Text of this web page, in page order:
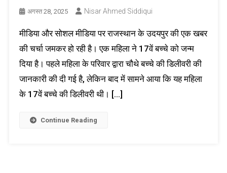
अगस्त 28, 2025 Nisar Ahmed Siddiqui
मीडिया और सोशल मीडिया पर राजस्थान के उदयपुर की एक खबर
की चर्चा जमकर हो रही है। एक महिला ने 17वें बच्चे को जन्म
दिया है। पहले महिला के परिवार द्वारा चौथे बच्चे की डिलीवरी की
जानकारी की दी गई है, लेकिन बाद में सामने आया कि यह महिला
के 17वें बच्चे की डिलीवरी थी। […]
Continue Reading